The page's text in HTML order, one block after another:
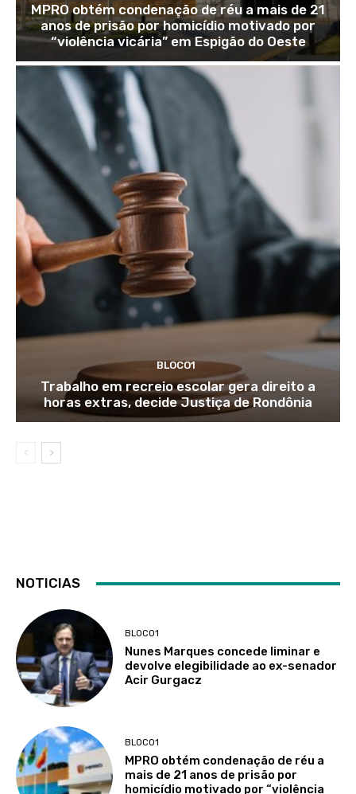
MPRO obtém condenação de réu a mais de 21
anos de prisão por homicídio motivado por
“violência vicária” em Espigão do Oeste
BLOCO1
Trabalho em recreio escolar gera direito a
horas extras, decide Justiça de Rondônia
NOTICIAS
BLOCO1
Nunes Marques concede liminar e
devolve elegibilidade ao ex-senador
Acir Gurgacz
BLOCO1
MPRO obtém condenação de réu a
mais de 21 anos de prisão por
homicídio motivado por “violência